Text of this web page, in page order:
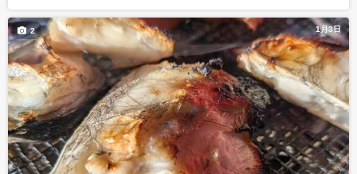
1月3日
2